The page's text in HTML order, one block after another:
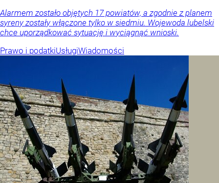
Alarmem zostało objętych 17 powiatów, a zgodnie z planem
syreny zostały włączone tylko w siedmiu. Wojewoda lubelski
chce uporządkować sytuację i wyciągnąć wnioski.
Prawo i podatkiUsługiWiadomości